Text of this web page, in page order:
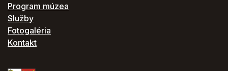
Program múzea
Služby
Fotogaléria
Kontakt